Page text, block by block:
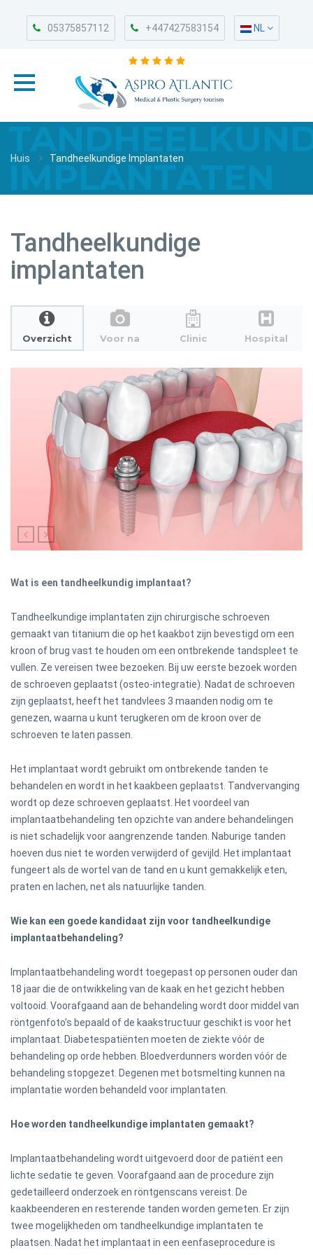
05375857112 +447427583154 NL
IMPLANTATEN
Huis Tandheelkundige Implantaten
Tandheelkundige
implantaten
Overzicht Voor na Clinic Hospital
Wat is een tandheelkundig implantaat?
Tandheelkundige implantaten zijn chirurgische schroeven
gemaakt van titanium die op het kaakbot zijn bevestigd om een ​​
kroon of brug vast te houden om een ​​ontbrekende tandspleet te
vullen. Ze vereisen twee bezoeken. Bij uw eerste bezoek worden
de schroeven geplaatst (osteo-integratie). Nadat de schroeven
zijn geplaatst, heeft het tandvlees 3 maanden nodig om te
genezen, waarna u kunt terugkeren om de kroon over de
schroeven te laten passen.
Het implantaat wordt gebruikt om ontbrekende tanden te
behandelen en wordt in het kaakbeen geplaatst. Tandvervanging
wordt op deze schroeven geplaatst. Het voordeel van
implantaatbehandeling ten opzichte van andere behandelingen
is niet schadelijk voor aangrenzende tanden. Naburige tanden
hoeven dus niet te worden verwijderd of gevijld. Het implantaat
fungeert als de wortel van de tand en u kunt gemakkelijk eten,
praten en lachen, net als natuurlijke tanden.
Wie kan een goede kandidaat zijn voor tandheelkundige
implantaatbehandeling?
Implantaatbehandeling wordt toegepast op personen ouder dan
18 jaar die de ontwikkeling van de kaak en het gezicht hebben
voltooid. Voorafgaand aan de behandeling wordt door middel van
röntgenfoto's bepaald of de kaakstructuur geschikt is voor het
implantaat. Diabetespatiënten moeten de ziekte vóór de
behandeling op orde hebben. Bloedverdunners worden vóór de
behandeling stopgezet. Degenen met botsmelting kunnen na
implantatie worden behandeld voor implantaten.
Hoe worden tandheelkundige implantaten gemaakt?
Implantaatbehandeling wordt uitgevoerd door de patiënt een
lichte sedatie te geven. Voorafgaand aan de procedure zijn
gedetailleerd onderzoek en röntgenscans vereist. De
kaakbeenderen en resterende tanden worden gemeten. Er zijn
twee mogelijkheden om tandheelkundige implantaten te
plaatsen. Nadat het implantaat in een eenfaseprocedure is